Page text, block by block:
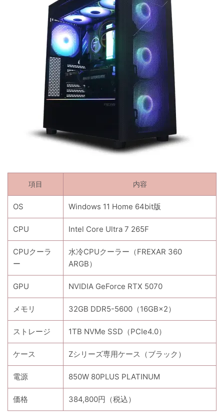
項目 内容
OS Windows 11 Home 64bit版
CPU Intel Core Ultra 7 265F
CPUクーラ
ー
水冷CPUクーラー（FREXAR 360
ARGB）
GPU NVIDIA GeForce RTX 5070
メモリ 32GB DDR5-5600（16GB×2）
ストレージ 1TB NVMe SSD（PCIe4.0）
ケース Zシリーズ専用ケース（ブラック）
電源 850W 80PLUS PLATINUM
価格 384,800円（税込）